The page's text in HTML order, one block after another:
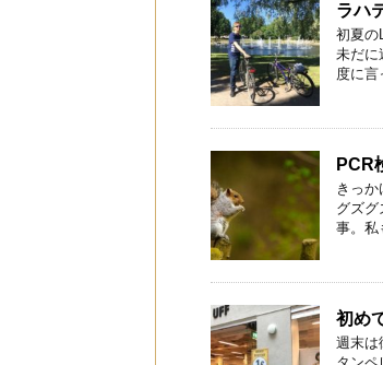
ラハ
初夏の
未だに
度に言
PCR
きっ
グズグ
事。私
初め
週末は